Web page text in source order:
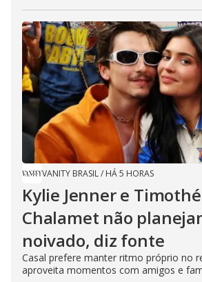
VANITY BRASIL/ HÁ 5 HORAS
Kylie Jenner e
Chalamet não
noivado, diz fonte
Casal prefere manter ritmo próprio no
aproveita momentos com amigos e